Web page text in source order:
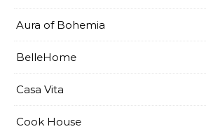
Aura of Bohemia
BelleHome
Casa Vita
Cook House